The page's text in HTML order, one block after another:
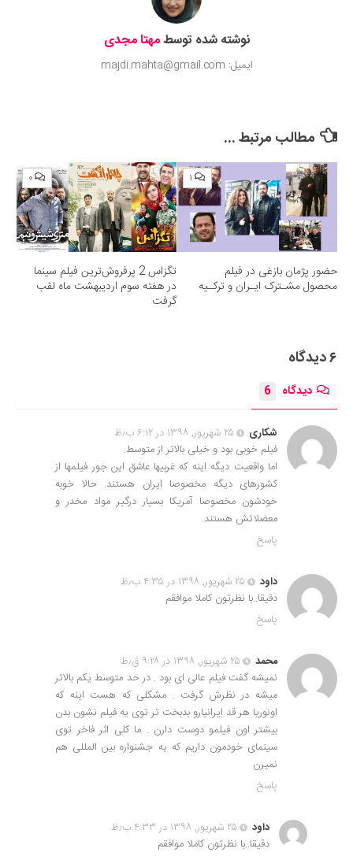
نوشته شده توسطمهتا مجدی
ایمیل: majdi.mahta@gmail.com
مطالب مرتبط ...
۱
حضور پژمان بازغی در فیلم
محصول مشـترک ایـران و ترکـیه
۰
تگزاس 2 پرفروش‌ترین فیلم سینما
در هفته سوم اردیبهشت ماه لقب
گرفت
۶ دیدگاه
دیدگاه 6
شکاری
۲۵ شهریور, ۱۳۹۸ در ۶:۱۲ ب٫ظ
فیلم خوبی بود و خیلی بالاتر از متوسط.
اما واقعیت دیگه اینه که غربیها عاشق این جور فیلمها از
کشورهای دیگه مخصوصا ایران هستند. حالا خوبه
خودشون مخصوصا آمریکا بسیار درگیر مواد مخدر و
معضلاتش هستند.
پاسخ
داود
۲۵ شهریور, ۱۳۹۸ در ۴:۳۵ ب٫ظ
دقیقا..با نظرتون کاملا موافقم
پاسخ
محمد
۲۵ شهریور, ۱۳۹۸ در ۹:۲۸ ق٫ظ
نمیشه گفت فیلم عالی ای بود . در حد متوسط یکم بالاتر
میشه در نظرش گرفت . مشکلی که هست اینه که
اونوریا هر قد ایرانیارو بدبخت تر توی یه فیلم نشون بدن
بیشتر اون فیلمو دوست دارن . ما کلی اثر فاخر توی
سینمای خودمون داریم که یه جشنواره بین المللی هم
نمیرن
پاسخ
داود
۲۵ شهریور, ۱۳۹۸ در ۴:۳۳ ب٫ظ
دقیقا..با نظرتون کاملا موافقم